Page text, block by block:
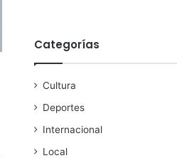
Categorías
Cultura
Deportes
Internacional
Local